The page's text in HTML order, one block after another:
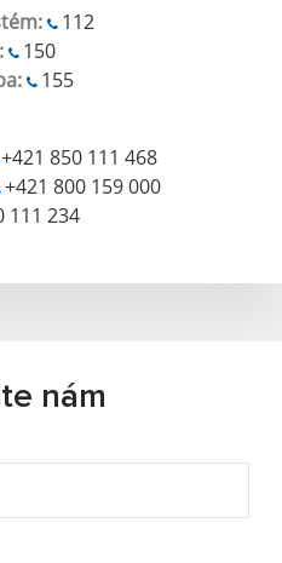
112
150
155
+421 850 111 468
+421 800 159 000
111 234
nám